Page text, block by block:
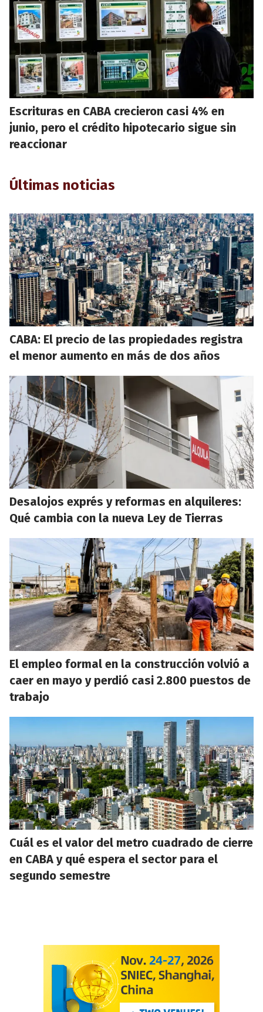
Escrituras en CABA crecieron casi 4% en
junio, pero el crédito hipotecario sigue sin
reaccionar
Últimas noticias
CABA: El precio de las propiedades registra
el menor aumento en más de dos años
Desalojos exprés y reformas en alquileres:
Qué cambia con la nueva Ley de Tierras
El empleo formal en la construcción volvió a
caer en mayo y perdió casi 2.800 puestos de
trabajo
Cuál es el valor del metro cuadrado de cierre
en CABA y qué espera el sector para el
segundo semestre